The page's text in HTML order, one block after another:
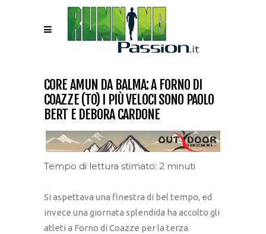
CORE AMUN DA BALMA: A FORNO DI
COAZZE (TO) I PIÙ VELOCI SONO PAOLO
BERT E DEBORA CARDONE
Tempo di lettura stimato: 2 minuti
Si aspettava una finestra di bel tempo, ed
invece una giornata splendida ha accolto gli
atleti a Forno di Coazze per la terza